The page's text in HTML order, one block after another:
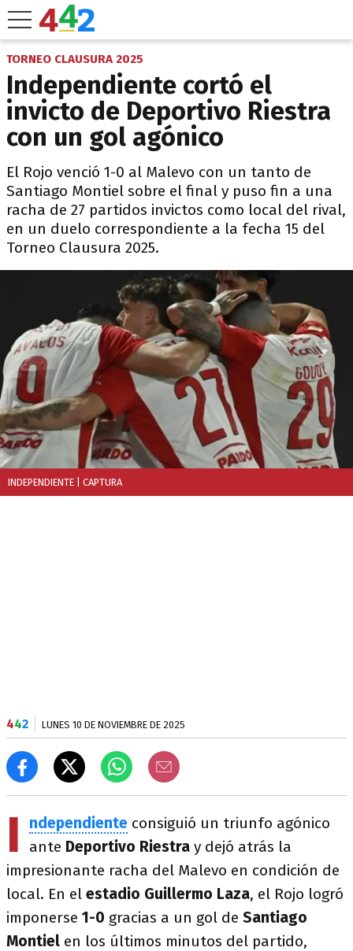
TORNEO CLAUSURA 2025
Independiente cortó el
invicto de Deportivo Riestra
con un gol agónico
El Rojo venció 1-0 al Malevo con un tanto de
Santiago Montiel sobre el final y puso fin a una
racha de 27 partidos invictos como local del rival,
en un duelo correspondiente a la fecha 15 del
Torneo Clausura 2025.
INDEPENDIENTE | CAPTURA
442 LUNES 10 DE NOVIEMBRE DE 2025
I ndependiente consiguió un triunfo agónico
ante Deportivo Riestra y dejó atrás la
impresionante racha del Malevo en condición de
local. En el estadio Guillermo Laza, el Rojo logró
imponerse 1-0 gracias a un gol de Santiago
Montiel en los últimos minutos del partido,